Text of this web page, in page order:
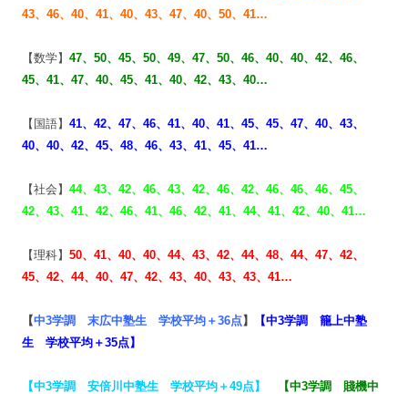
43、46、40、 41、40、43、47、40、50、41…
【数学】 47、50、 45、50、49、47、50、46、 40、40、42、46、
45、 41、47、40、45、41、 40、42、43、40…
【国語】 41、42、47、46、41、 40、41、45、45、47、 40、43、
40、40、42、45、48、46、43、41、45、41…
【社会】 44、43、42、46、43、42、46、42、46、46、46、45、
42、43、41、42、46、41、46、42、41、44、41、42、40、41…
【理科】 50、41、40、40、44、43、42、44、48、44、47、 42、
45、42、44、40、47、42、43、40、43、43、41…
【中3学調 末広中塾生 学校平均＋36点】 【中3学調 籠上中塾
生 学校平均＋35点】
【中3学調 安倍川中塾生 学校平均＋49点】 【中3学調 賤機中